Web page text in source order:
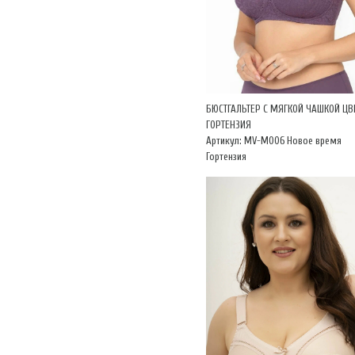
БЮСТГАЛЬТЕР С МЯГКОЙ ЧАШКОЙ
ГОРТЕНЗИЯ
Артикул: MV-М006 Новое время
Гортензия